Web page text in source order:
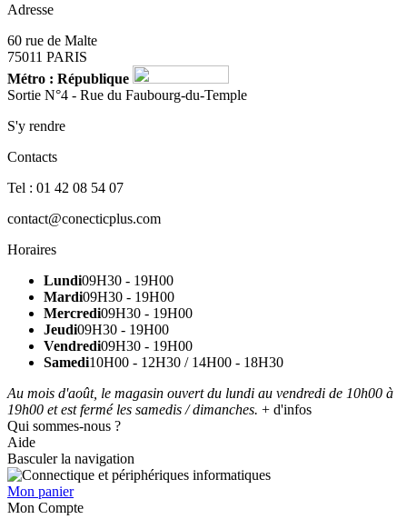
Adresse
60 rue de Malte
75011 PARIS
Métro : République
Sortie N°4 - Rue du Faubourg-du-Temple
S'y rendre
Contacts
Tel : 01 42 08 54 07
contact@conecticplus.com
Horaires
Lundi09H30 - 19H00
Mardi09H30 - 19H00
Mercredi09H30 - 19H00
Jeudi09H30 - 19H00
Vendredi09H30 - 19H00
Samedi10H00 - 12H30 / 14H00 - 18H30
Au mois d'août, le magasin ouvert du lundi au vendredi de 10h00 à
19h00 et est fermé les samedis / dimanches. + d'infos
Qui sommes-nous ?
Aide
Basculer la navigation
Mon panier
Mon Compte